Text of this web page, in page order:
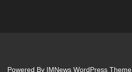
Powered By IMNews WordPress Theme